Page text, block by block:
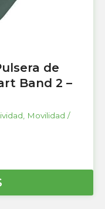
de
Band 2 –
Movilidad /